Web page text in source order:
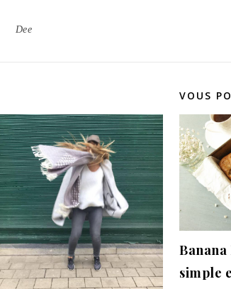
Dee
VOUS
simple